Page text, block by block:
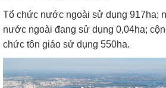
Tổ chức nước ngoài sử dụng 917ha;
nước ngoài đang sử dụng 0,04ha;
chức tôn giáo sử dụng 550ha.